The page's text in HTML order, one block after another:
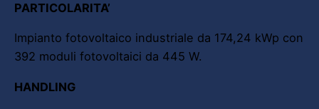
PARTICOLARITA’
Impianto fotovoltaico industriale da 174,24 kWp con
392 moduli fotovoltaici da 445 W.
HANDLING